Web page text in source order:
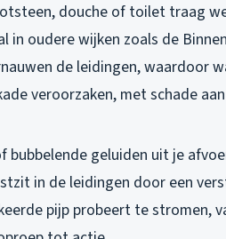
douche of toilet traag
in oudere wijken zoals de
de leidingen, waardoor
veroorzaken, met schade
bubbelende geluiden uit je
in de leidingen door een
pijp probeert te stromen,